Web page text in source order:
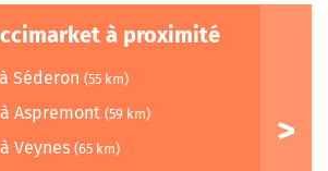
à proximité
à Séderon (55 km)
à Aspremont (59 km)
à Veynes (65 km)